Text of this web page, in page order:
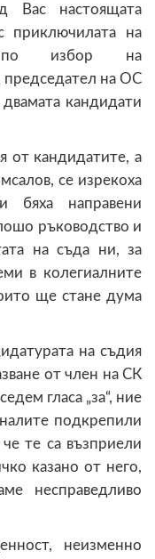
Вас настоящата
приключилата на
по избор на
председател на ОС
кандидати
кандидатите, а
се изрекоха
бяха направени
ръководство и
на съда ни, за
в колегиалните
ще стане дума
на съдия
от член на СК
гласа „за“, ние
подкрепили
те са възприели
казано от него,
несправедливо
неизменно